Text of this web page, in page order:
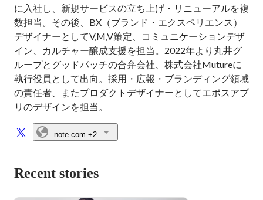
に入社し、新規サービスの立ち上げ・リニューアルを複
数担当。その後、BX（ブランド・エクスペリエンス）
デザイナーとしてV,M,V策定、コミュニケーションデザ
イン、カルチャー醸成支援を担当。2022年より丸井グ
ループとグッドパッチの合弁会社、株式会社Mutureに
執行役員として出向。採用・広報・ブランディング領域
の責任者、またプロダクトデザイナーとしてエポスアプ
リのデザインを担当。
note.com +2
Recent stories